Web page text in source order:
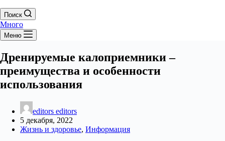
Поиск
Много
Меню
Дренируемые калоприемники –
преимущества и особенности
использования
editors editors
5 декабря, 2022
Жизнь и здоровье, Информация